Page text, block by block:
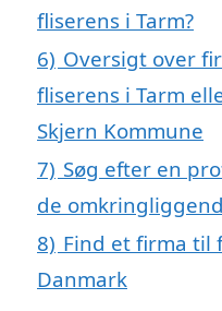
fliserens i Tarm?
6) Oversigt over
fliserens i Tarm
Skjern Kommune
7) Søg efter en
de
8) Find et firma til
Danmark